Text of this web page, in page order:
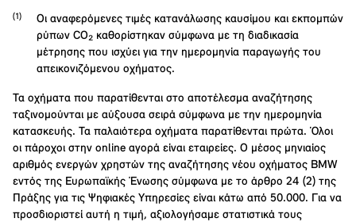
Οι αναφερόμενες τιμές κατανάλωσης καυσίμου και εκπομπών
ρύπων CO₂ καθορίστηκαν σύμφωνα με τη διαδικασία
μέτρησης που ισχύει για την ημερομηνία παραγωγής του
απεικονιζόμενου οχήματος.
Τα οχήματα που παρατίθενται στο αποτέλεσμα αναζήτησης
ταξινομούνται με αύξουσα σειρά σύμφωνα με την ημερομηνία
κατασκευής. Τα παλαιότερα οχήματα παρατίθενται πρώτα. Όλοι
οι πάροχοι στην online αγορά είναι εταιρείες. Ο μέσος μηνιαίος
αριθμός ενεργών χρηστών της αναζήτησης νέου οχήματος BMW
εντός της Ευρωπαϊκής Ένωσης σύμφωνα με το άρθρο 24 (2) της
Πράξης για τις Ψηφιακές Υπηρεσίες είναι κάτω από 50.000. Για να
προσδιοριστεί αυτή η τιμή, αξιολογήσαμε στατιστικά τους